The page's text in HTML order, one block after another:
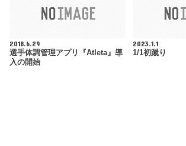
2018.6.29
選手体調管理アプリ『Atleta』導
入の開始
2023.1.1
1/1初蹴り